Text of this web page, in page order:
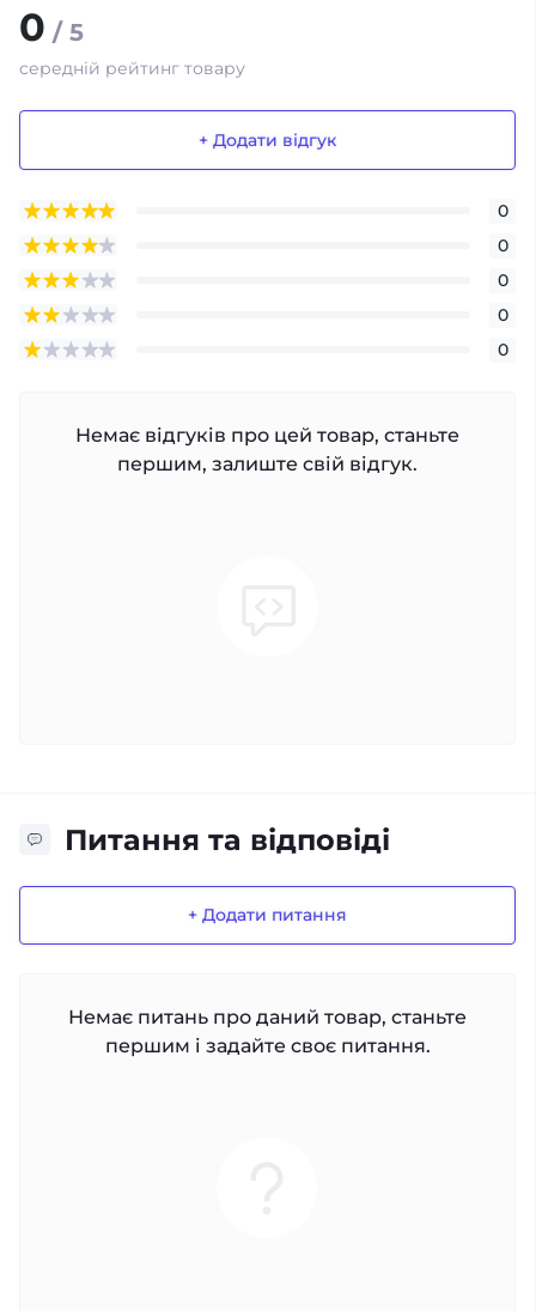
0 / 5
середній рейтинг товару
+ Додати відгук
0
0
0
0
0
Немає відгуків про цей товар, станьте
першим, залиште свій відгук.
Питання та відповіді
+ Додати питання
Немає питань про даний товар, станьте
першим і задайте своє питання.